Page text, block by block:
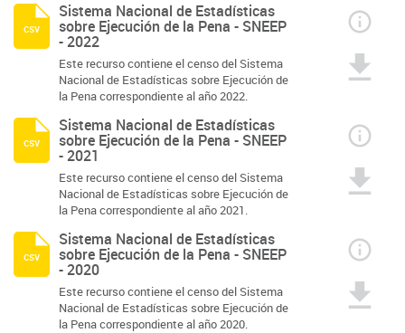
Sistema Nacional de Estadísticas
sobre Ejecución de la Pena - SNEEP
- 2022
Este recurso contiene el censo del Sistema
Nacional de Estadísticas sobre Ejecución de
la Pena correspondiente al año 2022.
csv
Sistema Nacional de Estadísticas
sobre Ejecución de la Pena - SNEEP
- 2021
Este recurso contiene el censo del Sistema
Nacional de Estadísticas sobre Ejecución de
la Pena correspondiente al año 2021.
csv
Sistema Nacional de Estadísticas
sobre Ejecución de la Pena - SNEEP
- 2020
Este recurso contiene el censo del Sistema
Nacional de Estadísticas sobre Ejecución de
la Pena correspondiente al año 2020.
csv